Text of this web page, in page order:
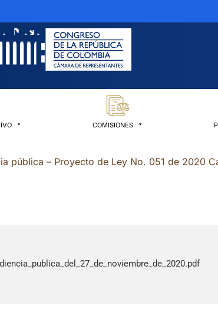
COMISIONES
pública – Proyecto de Ley No. 051 de 2020